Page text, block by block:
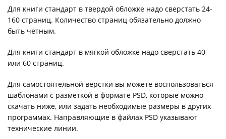
Для книги стандарт в твердой обложке надо сверстать 24-
160 страниц. Количество страниц обязательно должно
быть четным.
Для книги стандарт в мягкой обложке надо сверстать 40
или 60 страниц.
Для самостоятельной вёрстки вы можете воспользоваться
шаблонами с разметкой в формате PSD, которые можно
скачать ниже, или задать необходимые размеры в других
программах. Направляющие в файлах PSD указывают
технические линии.